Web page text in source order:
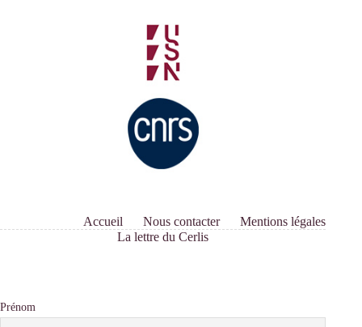
Accueil Nous contacter
Mentions légales
La lettre du Cerlis
Prénom